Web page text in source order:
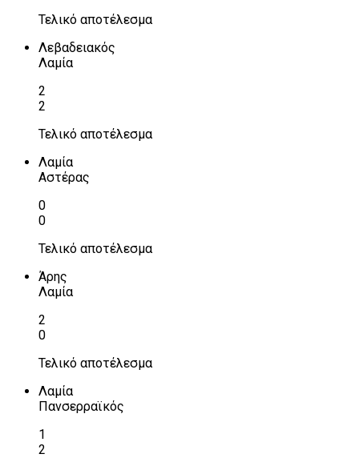
Τελικό αποτέλεσμα
Λεβαδειακός
Λαμία
2
2
Τελικό αποτέλεσμα
Λαμία
Αστέρας
0
0
Τελικό αποτέλεσμα
Άρης
Λαμία
2
0
Τελικό αποτέλεσμα
Λαμία
Πανσερραϊκός
1
2